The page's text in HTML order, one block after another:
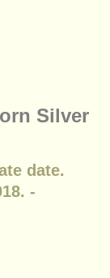
Silver
date.
-